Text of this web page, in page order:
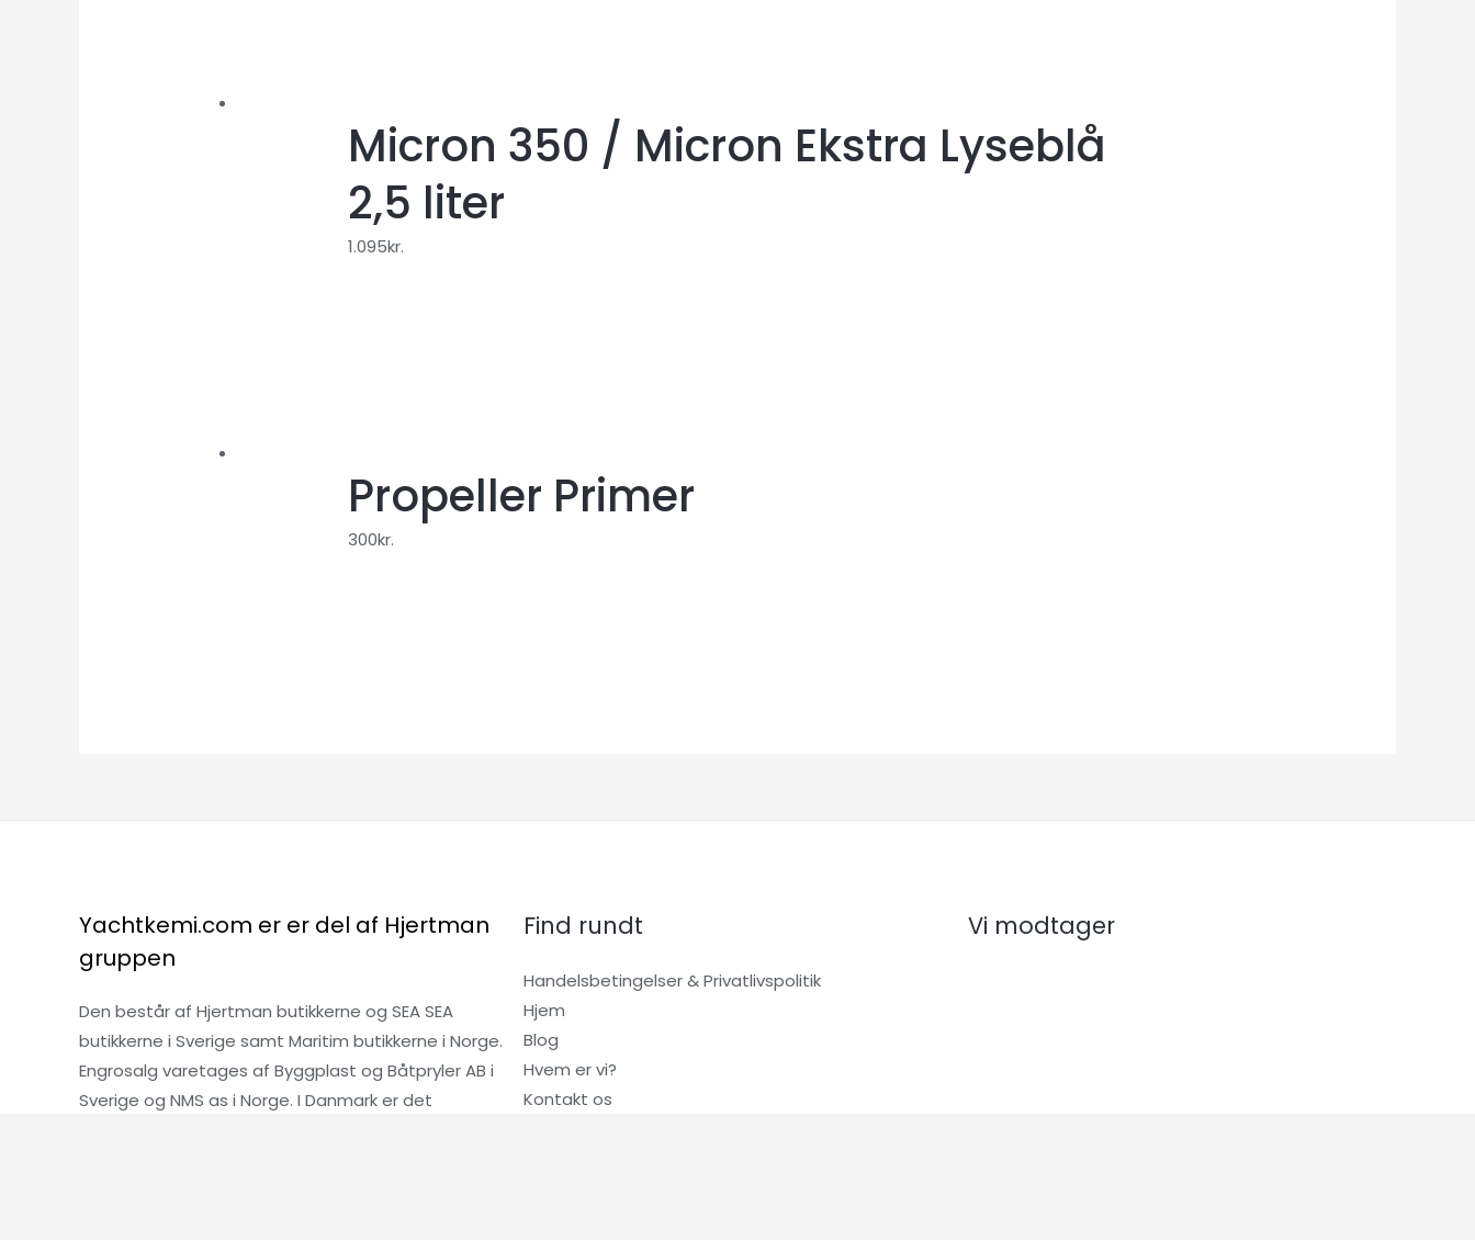
Micron 350 / Micron Ekstra Lyseblå
2,5 liter
1.095kr.
Propeller Primer
300kr.
Yachtkemi.com er er del af Hjertman
gruppen
Den består af Hjertman butikkerne og SEA SEA
butikkerne i Sverige samt Maritim butikkerne i Norge.
Engrosalg varetages af Byggplast og Båtpryler AB i
Sverige og NMS as i Norge. I Danmark er det
Find rundt
Handelsbetingelser & Privatlivspolitik
Hjem
Blog
Hvem er vi?
Kontakt os
Vi modtager